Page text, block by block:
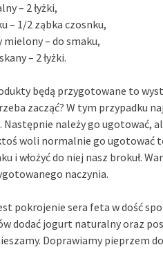
– 2 łyżki,
– 1/2 ząbka czosnku,
mielony – do smaku,
– 2 łyżki.
będą przygotowane to
zacząć? W tym przypadku
Następnie należy go ugotować,
woli normalnie go ugotować
i włożyć do niej nasz brokuł.
naczynia.
pokrojenie sera feta w dość
dodać jogurt naturalny oraz
Doprawiamy pieprzem